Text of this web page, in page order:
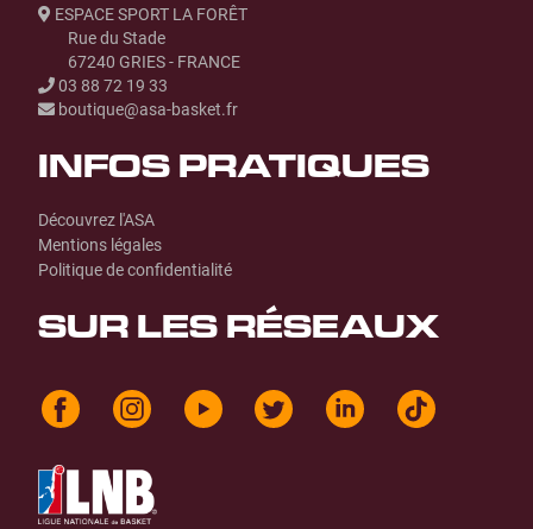
ESPACE SPORT LA FORÊT
Rue du Stade
67240 GRIES - FRANCE
03 88 72 19 33
boutique@asa-basket.fr
INFOS PRATIQUES
Découvrez l'ASA
Mentions légales
Politique de confidentialité
SUR LES RÉSEAUX